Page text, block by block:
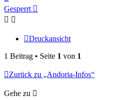
oben
Gesperrt
Druckansicht
1 Beitrag • Seite 1 von 1
Zurück zu „Andoria-Infos“
Gehe zu